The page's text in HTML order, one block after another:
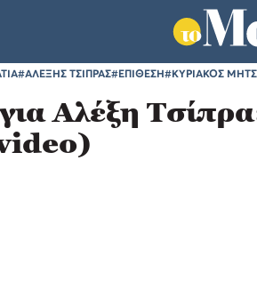
#ΑΛΕΞΗΣ ΤΣΙΠΡΑΣ#ΕΠΙΘΕΣΗ#ΚΥΡΙΑΚΟΣ
Αλέξη